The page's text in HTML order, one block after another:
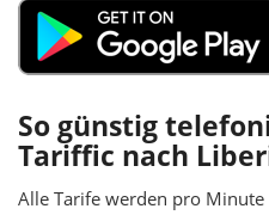
So günstig
Tariffic nach
Alle Tarife werden pro